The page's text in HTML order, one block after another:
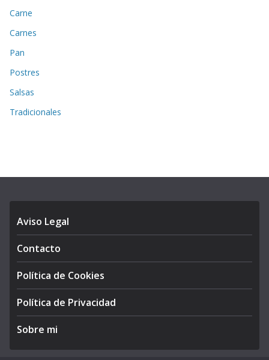
Carne
Carnes
Pan
Postres
Salsas
Tradicionales
Aviso Legal
Contacto
Política de Cookies
Política de Privacidad
Sobre mi